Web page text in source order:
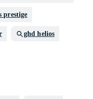
prestige
ghd helios